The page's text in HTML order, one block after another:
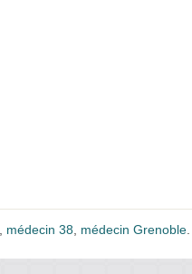
médecin 38 médecin Grenoble